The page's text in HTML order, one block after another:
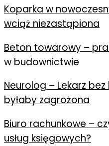
Koparka w
wciąż niezastąpiona
Beton towarowy –
w budownictwie
Neurolog – Lekarz
byłaby zagrożona
Biuro rachunkowe –
usług księgowych?